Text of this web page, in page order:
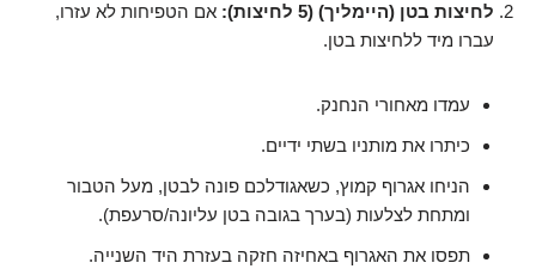
לחיצות בטן (היימליך) (5 לחיצות):
אם הטפיחות לא עזרו,
עברו מיד ללחיצות בטן.
עמדו מאחורי הנחנק.
כיתרו את מותניו בשתי ידיים.
הניחו אגרוף קמוץ, כשאגודלכם פונה לבטן, מעל הטבור
ומתחת לצלעות (בערך בגובה בטן עליונה/סרעפת).
תפסו את האגרוף באחיזה חזקה בעזרת היד השנייה.